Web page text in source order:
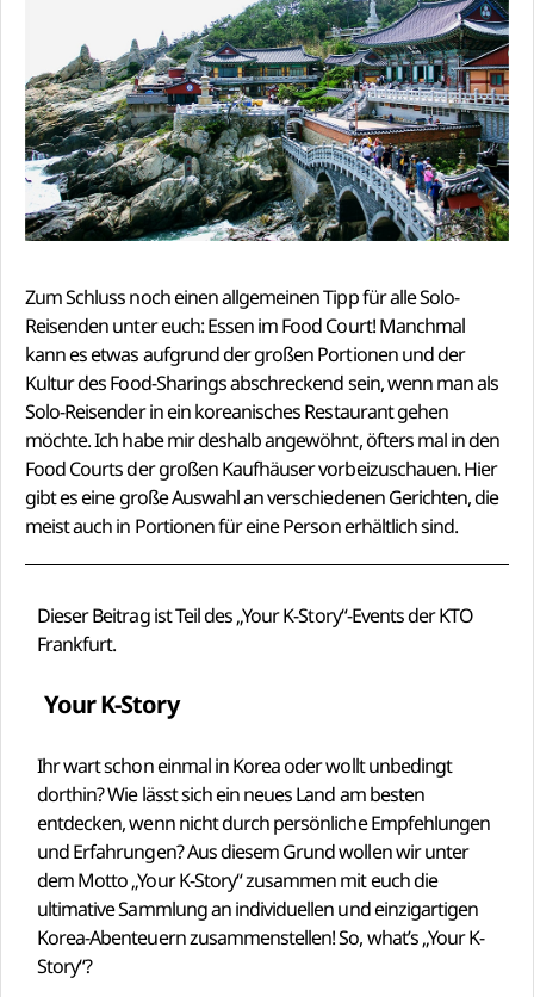
Zum Schluss noch einen allgemeinen Tipp für alle Solo-
Reisenden unter euch: Essen im Food Court! Manchmal
kann es etwas aufgrund der großen Portionen und der
Kultur des Food-Sharings abschreckend sein, wenn man als
Solo-Reisender in ein koreanisches Restaurant gehen
möchte. Ich habe mir deshalb angewöhnt, öfters mal in den
Food Courts der großen Kaufhäuser vorbeizuschauen. Hier
gibt es eine große Auswahl an verschiedenen Gerichten, die
meist auch in Portionen für eine Person erhältlich sind.
Dieser Beitrag ist Teil des „Your K-Story“-Events der KTO
Frankfurt.
Your K-Story
Ihr wart schon einmal in Korea oder wollt unbedingt
dorthin? Wie lässt sich ein neues Land am besten
entdecken, wenn nicht durch persönliche Empfehlungen
und Erfahrungen? Aus diesem Grund wollen wir unter
dem Motto „Your K-Story“ zusammen mit euch die
ultimative Sammlung an individuellen und einzigartigen
Korea-Abenteuern zusammenstellen! So, what’s „Your K-
Story“?